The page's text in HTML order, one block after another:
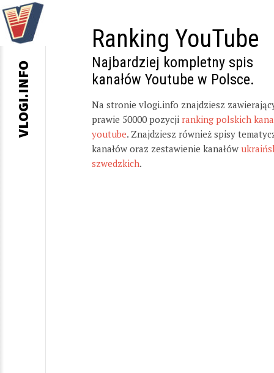
Ranking YouTube
Najbardziej kompletny spis
kanałów Youtube w Polsce.
Na stronie vlogi.info znajdziesz
prawie 50000 pozycji ranking polskich
youtube. Znajdziesz również spisy
kanałów oraz zestawienie kanałów
szwedzkich.
VLOGI.INFO